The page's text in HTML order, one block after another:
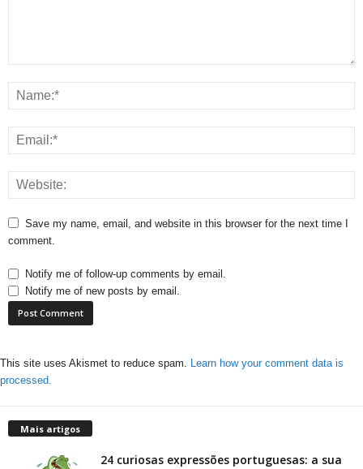
Save my name, email, and website in this browser for the next time I
comment.
Notify me of follow-up comments by email.
Notify me of new posts by email.
This site uses Akismet to reduce spam. Learn how your comment data is
processed.
Mais artigos
24 curiosas expressões portuguesas: a sua